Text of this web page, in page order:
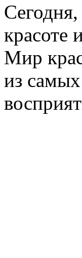
красоте
Мир
из